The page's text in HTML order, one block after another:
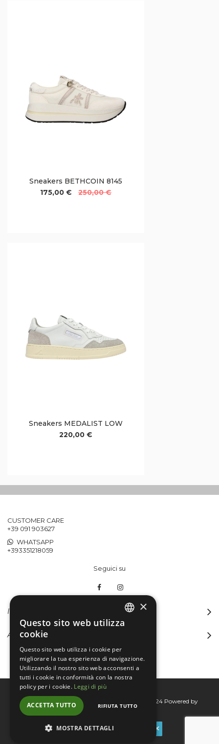
Sneakers BETHCOIN 8145
175,00 €
250,00 €
Sneakers MEDALIST LOW
220,00 €
CUSTOMER CARE
+39 091 903627
WHATSAPP
+393351218059
Seguici su
INFORMAZIONI
ACCOUNT
Bertini group srl © 2015-2026 - P.I. 06076830824 Powered by
Connecta
×
Questo sito web utilizza
cookie
Questo sito web utilizza i cookie per
migliorare la tua esperienza di navigazione.
Utilizzando il nostro sito web acconsenti a
tutti i cookie in conformità con la nostra
policy per i cookie. Leggi di più
ACCETTA TUTTO RIFIUTA TUTTO
MOSTRA DETTAGLI